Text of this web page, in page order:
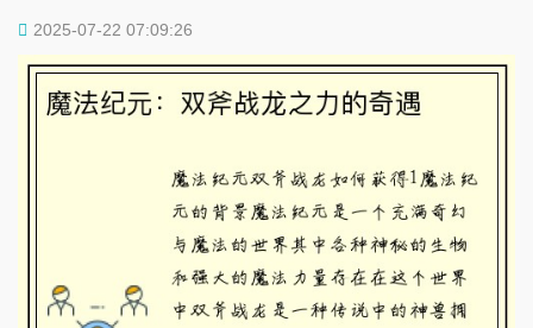
2025-07-22 07:09:26